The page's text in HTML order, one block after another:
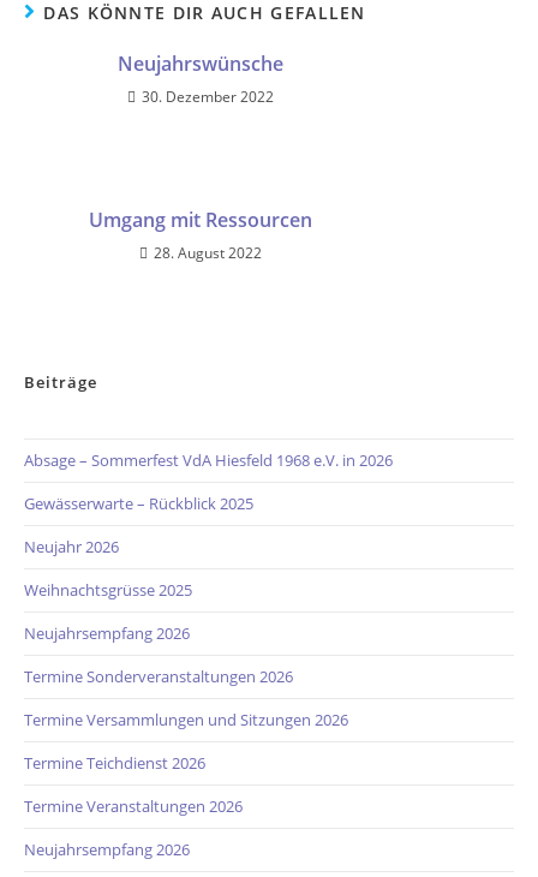
DAS KÖNNTE DIR AUCH GEFALLEN
Neujahrswünsche
30. Dezember 2022
Umgang mit Ressourcen
28. August 2022
Beiträge
Absage – Sommerfest VdA Hiesfeld 1968 e.V. in 2026
Gewässerwarte – Rückblick 2025
Neujahr 2026
Weihnachtsgrüsse 2025
Neujahrsempfang 2026
Termine Sonderveranstaltungen 2026
Termine Versammlungen und Sitzungen 2026
Termine Teichdienst 2026
Termine Veranstaltungen 2026
Neujahrsempfang 2026